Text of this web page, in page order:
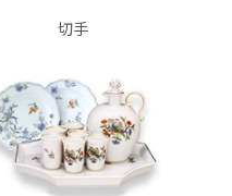
切手